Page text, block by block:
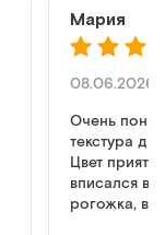
Мария
08.06.2026
Очень
текстура
Цвет
вписался в
рогожка,